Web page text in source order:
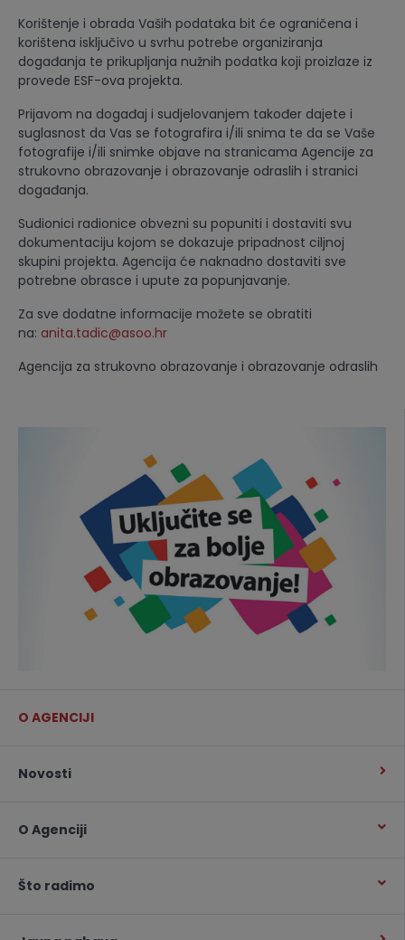
Korištenje i obrada Vaših podataka bit će ograničena i
korištena isključivo u svrhu potrebe organiziranja
događanja te prikupljanja nužnih podatka koji proizlaze iz
provede ESF-ova projekta.
Prijavom na događaj i sudjelovanjem također dajete i
suglasnost da Vas se fotografira i/ili snima te da se Vaše
fotografije i/ili snimke objave na stranicama Agencije za
strukovno obrazovanje i obrazovanje odraslih i stranici
događanja.
Sudionici radionice obvezni su popuniti i dostaviti svu
dokumentaciju kojom se dokazuje pripadnost ciljnoj
skupini projekta. Agencija će naknadno dostaviti sve
potrebne obrasce i upute za popunjavanje.
Za sve dodatne informacije možete se obratiti
na: anita.tadic@asoo.hr
Agencija za strukovno obrazovanje i obrazovanje odraslih
O AGENCIJI
Novosti
O Agenciji
Što radimo